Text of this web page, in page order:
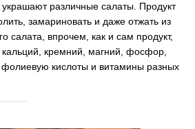
различные салаты. Продукт
замариновать и даже отжать из
салата, впрочем, как и сам продукт,
кремний, магний, фосфор,
кислоты и витамины разных